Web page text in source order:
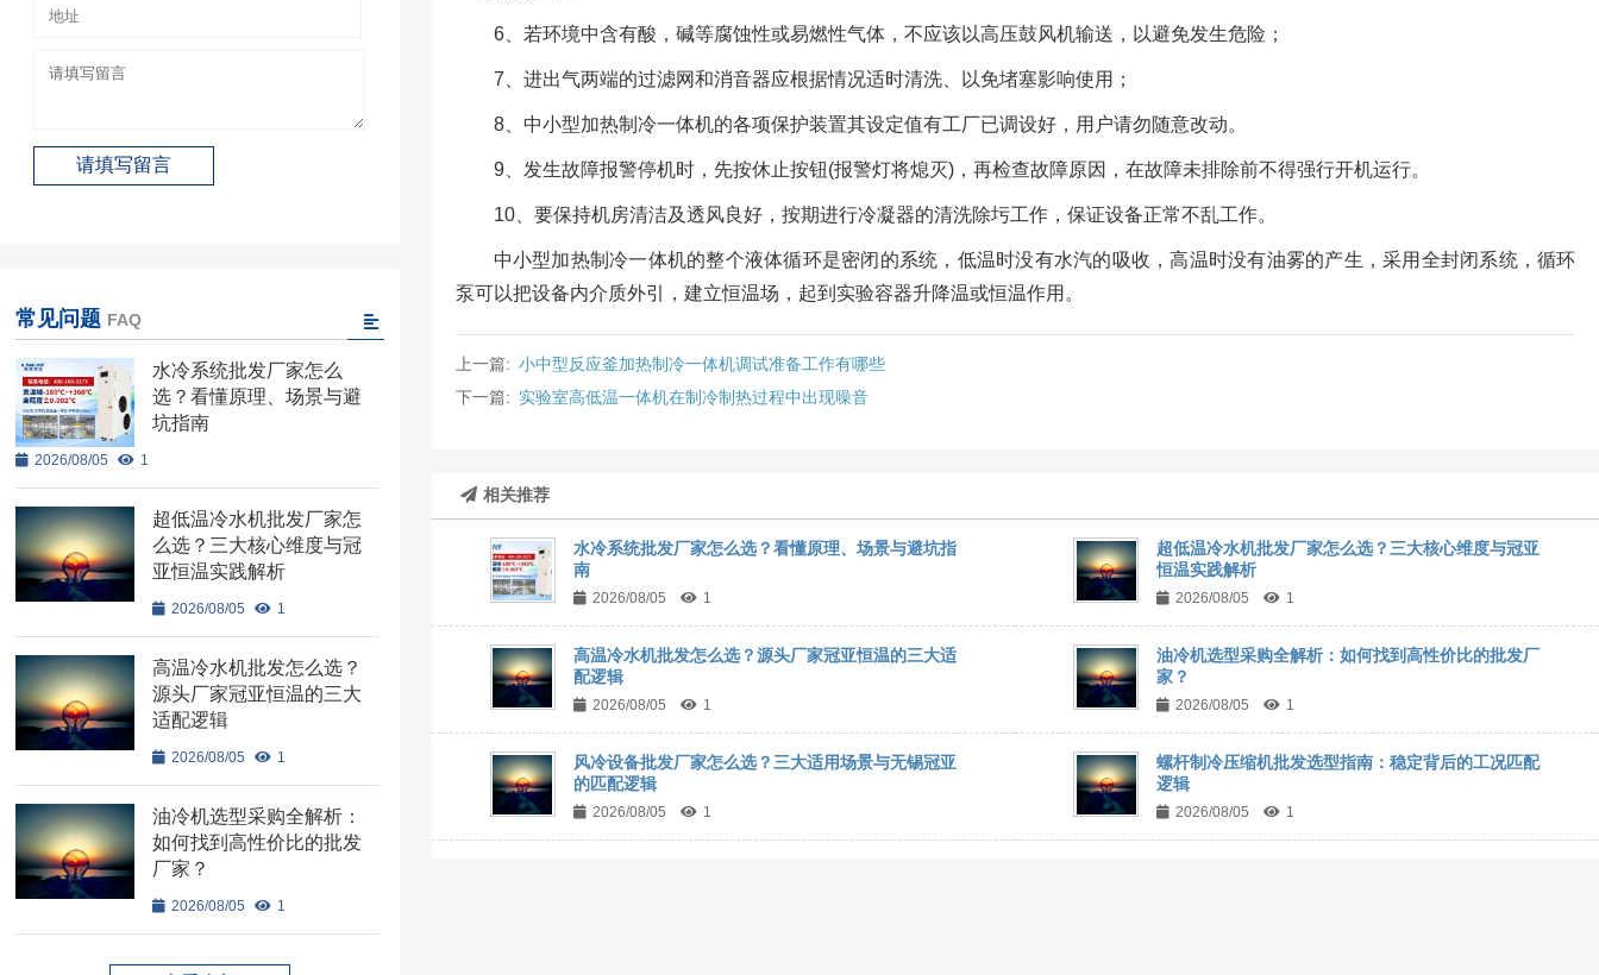
6、若环境中含有酸，碱等腐蚀性或易燃性气体，不应该以高压鼓风机输送，以避免发生危险；
7、进出气两端的过滤网和消音器应根据情况适时清洗、以免堵塞影响使用；
8、中小型加热制冷一体机的各项保护装置其设定值有工厂已调设好，用户请勿随意改动。
9、发生故障报警停机时，先按休止按钮(报警灯将熄灭)，再检查故障原因，在故障未排除前不得强行开机运行。
10、要保持机房清洁及透风良好，按期进行冷凝器的清洗除圬工作，保证设备正常不乱工作。
中小型加热制冷一体机的整个液体循环是密闭的系统，低温时没有水汽的吸收，高温时没有油雾的产生，采用全封闭系统，循环
泵可以把设备内介质外引，建立恒温场，起到实验容器升降温或恒温作用。
上一篇: 小中型反应釜加热制冷一体机调试准备工作有哪些
下一篇: 实验室高低温一体机在制冷制热过程中出现噪音
相关推荐
水冷系统批发厂家怎么选？看懂原理、场景与避坑指
南
2026/08/05 1
超低温冷水机批发厂家怎么选？三大核心维度与冠亚
恒温实践解析
2026/08/05 1
高温冷水机批发怎么选？源头厂家冠亚恒温的三大适
配逻辑
2026/08/05 1
油冷机选型采购全解析：如何找到高性价比的批发厂
家？
2026/08/05 1
风冷设备批发厂家怎么选？三大适用场景与无锡冠亚
的匹配逻辑
2026/08/05 1
螺杆制冷压缩机批发选型指南：稳定背后的工况匹配
逻辑
2026/08/05 1
常见问题 FAQ
水冷系统批发厂家怎么
选？看懂原理、场景与避
坑指南
2026/08/05 1
超低温冷水机批发厂家怎
么选？三大核心维度与冠
亚恒温实践解析
2026/08/05 1
高温冷水机批发怎么选？
源头厂家冠亚恒温的三大
适配逻辑
2026/08/05 1
油冷机选型采购全解析：
如何找到高性价比的批发
厂家？
2026/08/05 1